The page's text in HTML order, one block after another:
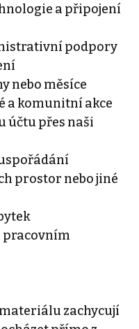
a připojení
podpory
nebo měsíce
a komunitní akce
účtu přes naši
prostor nebo jiné
pracovním
zachycují